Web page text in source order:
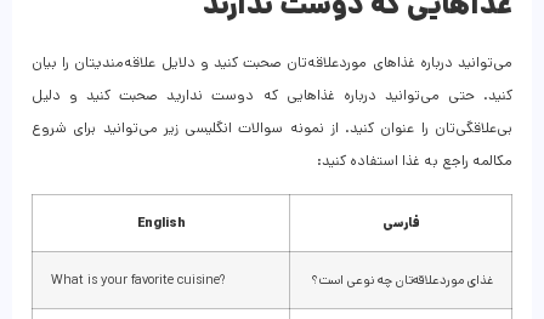
می‌توانید درباره غذاهای موردعلاقه‌تان صحبت کنید و دلایل علاقه‌مندیتان را بیان
کنید. حتی می‌توانید درباره غذاهایی که دوست ندارید صحبت کنید و دلیل
بی‌علاقگی‌تان را عنوان کنید. از نمونه سوالات انگلیسی زیر می‌توانید برای شروع
مکالمه راجع به غذا استفاده کنید:
فارسی English
غذای موردعلاقه‌تان چه نوعی است؟ What is your favorite cuisine?